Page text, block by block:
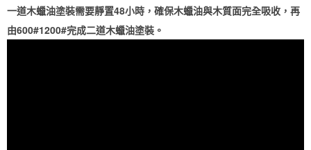
一道木蠟油塗裝需要靜置48小時，確保木蠟油與木質面完全吸收，再
由600#1200#完成二道木蠟油塗裝。